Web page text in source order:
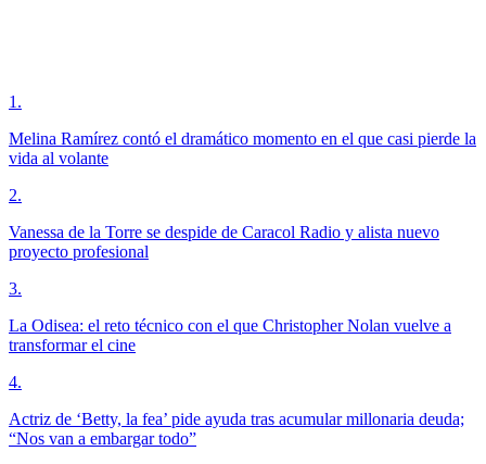
1 .
Melina Ramírez contó el dramático momento en el que casi pierde la
vida al volante
2.
Vanessa de la Torre se despide de Caracol Radio y alista nuevo
proyecto profesional
3.
La Odisea: el reto técnico con el que Christopher Nolan vuelve a
transformar el cine
4.
Actriz de ‘Betty, la fea’ pide ayuda tras acumular millonaria deuda;
“Nos van a embargar todo”